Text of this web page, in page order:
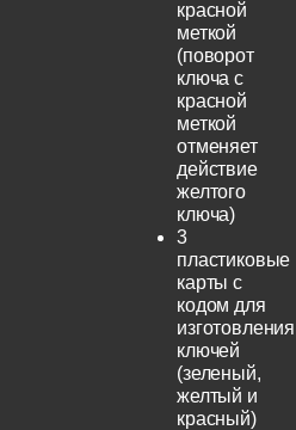
красной
меткой
(поворот
ключа с
красной
меткой
отменяет
действие
желтого
ключа)
3
пластиковые
карты с
кодом для
изготовления
ключей
(зеленый,
желтый и
красный)